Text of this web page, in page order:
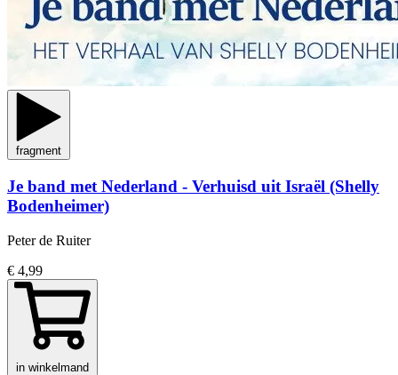
fragment
Je band met Nederland - Verhuisd uit Israël (Shelly
Bodenheimer)
Peter de Ruiter
€ 4,99
in winkelmand